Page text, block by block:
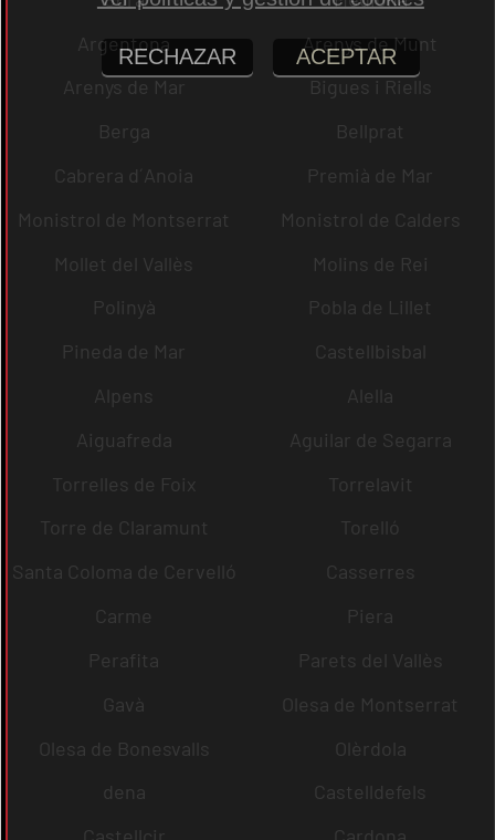
Argentona
Arenys de Munt
Arenys de Mar
Bigues i Riells
Berga
Bellprat
Cabrera d´Anoia
Premià de Mar
Monistrol de Montserrat
Monistrol de Calders
Mollet del Vallès
Molins de Rei
Polinyà
Pobla de Lillet
Pineda de Mar
Castellbisbal
Alpens
Alella
Aiguafreda
Aguilar de Segarra
Torrelles de Foix
Torrelavit
Torre de Claramunt
Torelló
Santa Coloma de Cervelló
Casserres
Carme
Piera
Perafita
Parets del Vallès
Gavà
Olesa de Montserrat
Olesa de Bonesvalls
Olèrdola
dena
Castelldefels
RECHAZAR ACEPTAR